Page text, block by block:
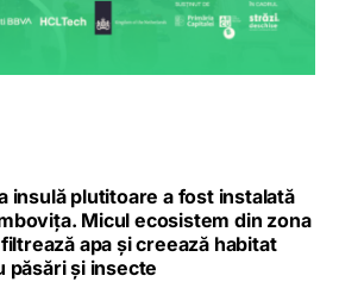
insulă plutitoare a fost instalată
Micul ecosistem din zona
apa și creează habitat
păsări și insecte